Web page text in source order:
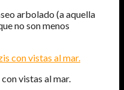
arbolado (a aquella
no son menos
vistas al mar.